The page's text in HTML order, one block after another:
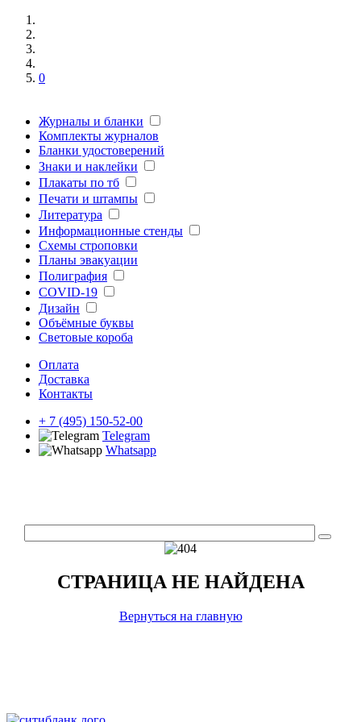
0
Журналы и бланки
Комплекты журналов
Бланки удостоверений
Знаки и наклейки
Плакаты по тб
Печати и штампы
Литература
Информационные стенды
Схемы строповки
Планы эвакуации
Полиграфия
COVID-19
Дизайн
Объёмные буквы
Световые короба
Оплата
Доставка
Контакты
+ 7 (495) 150-52-00
Telegram
Whatsapp
СТРАНИЦА НЕ НАЙДЕНА
Вернуться на главную